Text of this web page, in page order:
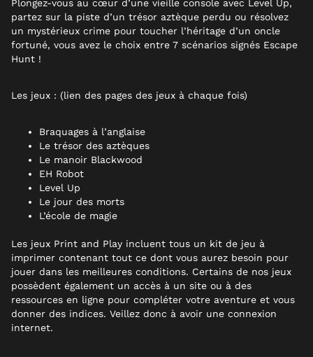
Plongez-vous au cœur d’une vieille console avec Level Up,
partez sur la piste d’un trésor aztèque perdu ou résolvez
un mystérieux crime pour toucher l’héritage d’un oncle
fortuné, vous avez le choix entre 7 scénarios signés Escape
Hunt !
Les jeux : (lien des pages des jeux à chaque fois)
Braquages à l’anglaise
Le trésor des aztèques
Le manoir Blackwood
EH Robot
Level Up
Le jour des morts
L’école de magie
Les jeux Print and Play incluent tous un kit de jeu à
imprimer contenant tout ce dont vous aurez besoin pour
jouer dans les meilleures conditions. Certains de nos jeux
possèdent également un accès à un site ou à des
ressources en ligne pour compléter votre aventure et vous
donner des indices. Veillez donc à avoir une connexion
internet.